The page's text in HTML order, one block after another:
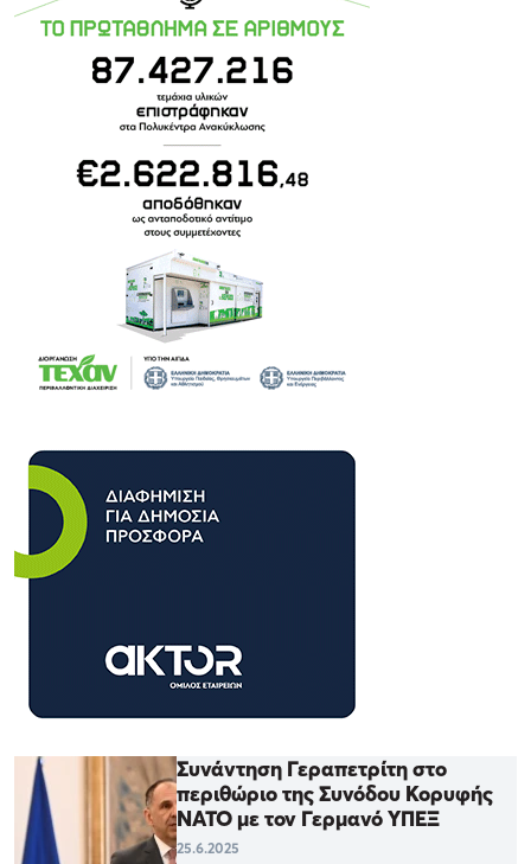
Συνάντηση Γεραπετρίτη στο
περιθώριο της Συνόδου Κορυφής
ΝΑΤΟ με τον Γερμανό ΥΠΕΞ
25.6.2025